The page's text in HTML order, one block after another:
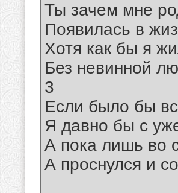
Ты зачем мне
Появилась в
Хотя как бы я
Без невинной
3
Если было бы
Я давно бы с
А пока лишь во
А проснулся и